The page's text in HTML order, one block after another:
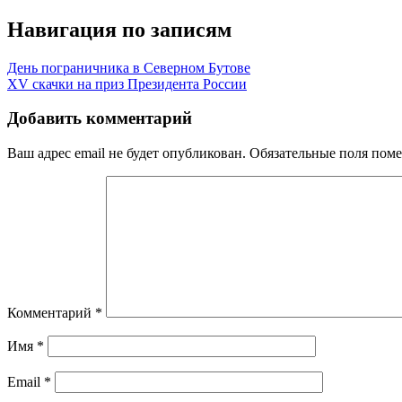
Навигация по записям
День пограничника в Северном Бутове
XV скачки на приз Президента России
Добавить комментарий
Ваш адрес email не будет опубликован. Обязательные поля
Комментарий *
Имя *
Email *